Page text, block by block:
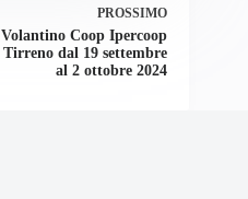
PROSSIMO
Volantino Coop Ipercoop
Tirreno dal 19 settembre
al 2 ottobre 2024